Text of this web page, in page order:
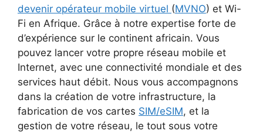
devenir opérateur mobile virtuel (MVNO) et Wi-
Fi en Afrique. Grâce à notre expertise forte de
d’expérience sur le continent africain. Vous
pouvez lancer votre propre réseau mobile et
Internet, avec une connectivité mondiale et des
services haut débit. Nous vous accompagnons
dans la création de votre infrastructure, la
fabrication de vos cartes SIM/eSIM, et la
gestion de votre réseau, le tout sous votre